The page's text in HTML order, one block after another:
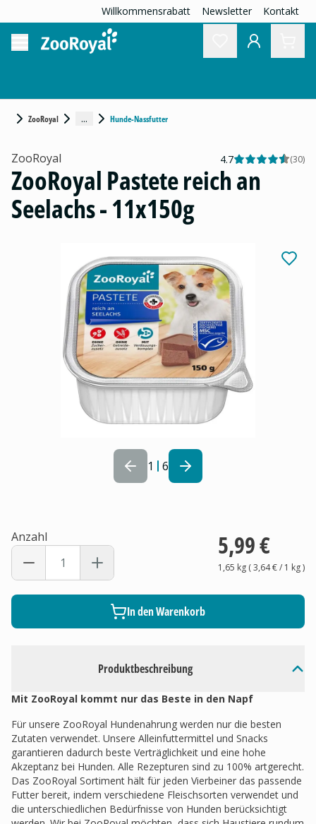
Willkommensrabatt Newsletter Kontakt
ZooRoyal ... Hunde-Nassfutter
1 6
Produktbeschreibung
Mit ZooRoyal kommt nur das Beste in den Napf
Für unsere ZooRoyal Hundenahrung werden nur die besten
Zutaten verwendet. Unsere Alleinfuttermittel und Snacks
garantieren dadurch beste Verträglichkeit und eine hohe
Akzeptanz bei Hunden. Alle Rezepturen sind zu 100% artgerecht.
Das ZooRoyal Sortiment hält für jeden Vierbeiner das passende
Futter bereit, indem verschiedene Fleischsorten verwendet und
die unterschiedlichen Bedürfnisse von Hunden berücksichtigt
ZooRoyal 4.7 (30)
ZooRoyal Pastete reich an
Seelachs - 11x150g
Anzahl 5,99 €
1,65 kg(3,64 €/ 1 kg)
In den Warenkorb